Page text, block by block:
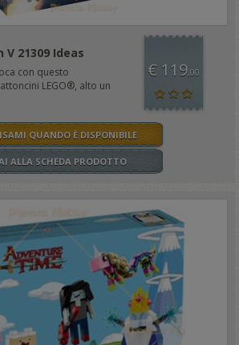
V 21309 Ideas
con questo
LEGO®, alto un
€ 119,00
QUANDO È DISPONIBILE
ALLA SCHEDA PRODOTTO